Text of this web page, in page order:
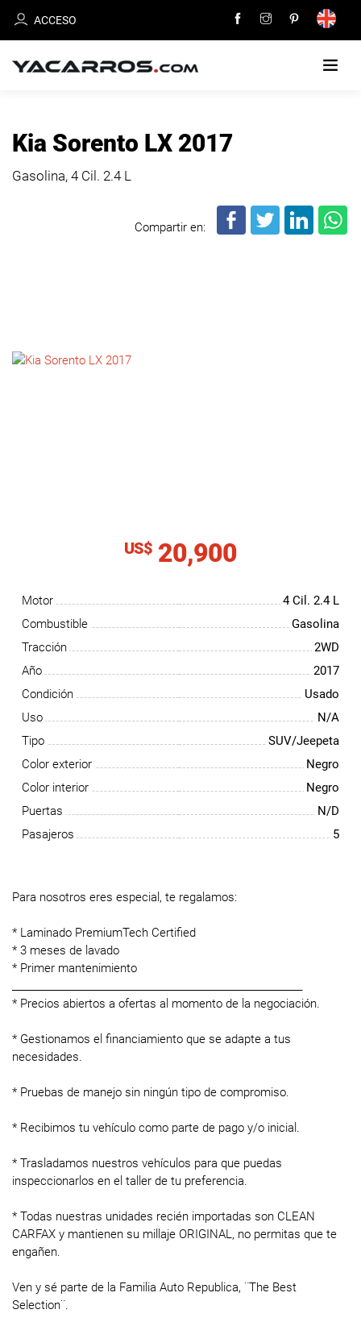
ACCESO
EN
NOTICIAS
Kia Sorento LX 2017
Gasolina, 4 Cil. 2.4 L
Compartir en:
US$ 20,900
Motor 4 Cil. 2.4 L
Combustible
Gasolina
Tracción
2WD
Año
2017
Condición
Usado
Uso
N/A
Tipo
SUV/Jeepeta
Color exterior
Negro
Color interior
Negro
Puertas
N/D
Pasajeros
5
Para nosotros eres especial, te regalamos:
* Laminado PremiumTech Certified
* 3 meses de lavado
* Primer mantenimiento
* Precios abiertos a ofertas al momento de la negociación.
* Gestionamos el financiamiento que se adapte a tus
necesidades.
* Pruebas de manejo sin ningún tipo de compromiso.
* Recibimos tu vehículo como parte de pago y/o inicial.
* Trasladamos nuestros vehículos para que puedas
inspeccionarlos en el taller de tu preferencia.
* Todas nuestras unidades recién importadas son CLEAN
CARFAX y mantienen su millaje ORIGINAL, no permitas que te
engañen.
Ven y sé parte de la Familia Auto Republica, ¨The Best
Selection¨.